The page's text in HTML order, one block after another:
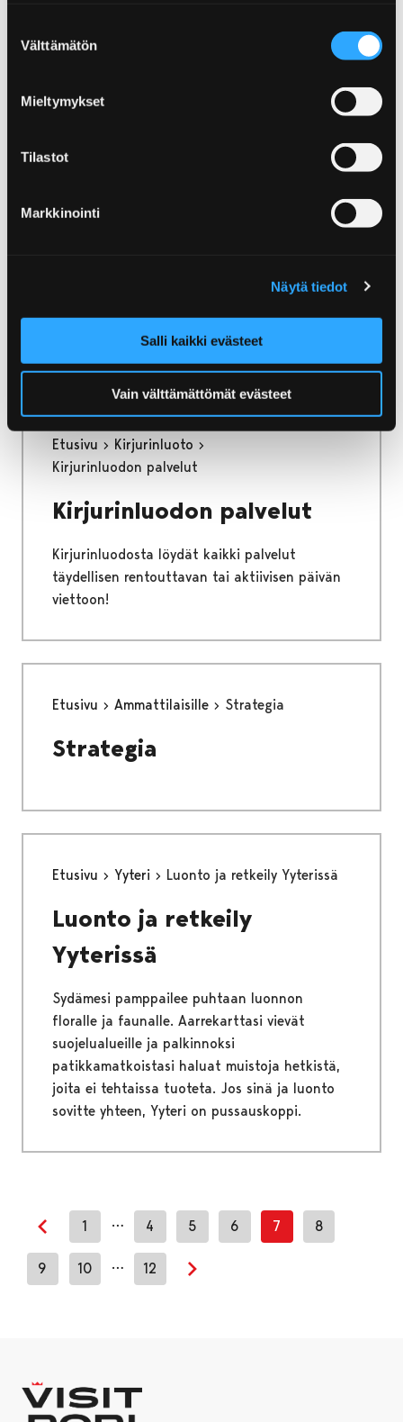
valinta
Välttämätön
Mieltymykset
Tilastot
Markkinointi
Näytä tiedot
Salli kaikki evästeet
Vain välttämättömät evästeet
museot ja nähtävyydet odottavat sinua.
Etusivu
Yleisurheilun nuorten SM-
Porissa 21.-23.8.2026! Tältä sivulta löydät
vinkkejä Poriin kilpailujen ajalle, tulitpa
läheltä tai kaukaa.
Etusivu
Kirjurinluoto
Kirjurinluodon palvelut
Kirjurinluodon palvelut
Kirjurinluodosta löydät kaikki palvelut
täydellisen rentouttavan tai aktiivisen päivän
viettoon!
Etusivu Ammattilaisille Strategia
Strategia
Etusivu Yyteri Luonto ja retkeily Yyterissä
Luonto ja retkeily
Yyterissä
Sydämesi pamppailee puhtaan luonnon
floralle ja faunalle. Aarrekarttasi vievät
suojelualueille ja palkinnoksi
patikkamatkoistasi haluat muistoja hetkistä,
joita ei tehtaissa tuoteta. Jos sinä ja luonto
sovitte yhteen, Yyteri on pussauskoppi.
Previous page
1 … 4 5 6 7 8
9 10 … 12